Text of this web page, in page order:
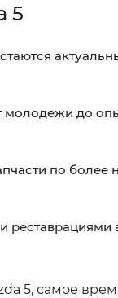
5
до
по более
5, самое